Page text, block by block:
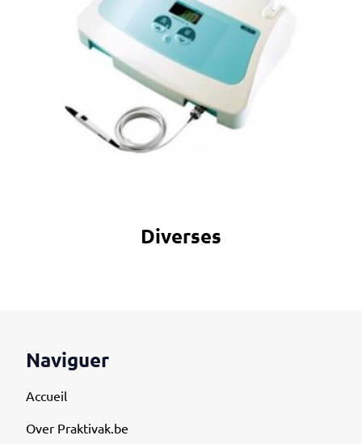
Diverses
Naviguer
Accueil
Over Praktivak.be